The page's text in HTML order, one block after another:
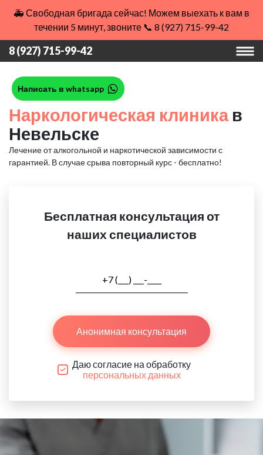
🚑 Свободная бригада сейчас! Можем выехать к вам в
течении 5 минут, звоните 📞 8 (927) 715-99-42
8 (927) 715-99-42
Написать в whatsapp
Наркологическая клиникав
Невельске
Лечение от алкогольной и наркотической зависимости с
гарантией. В случае срыва повторный курс - бесплатно!
Бесплатная консультация от
наших специалистов
Анонимная консультация
Даю согласие на обработку
персональных данных